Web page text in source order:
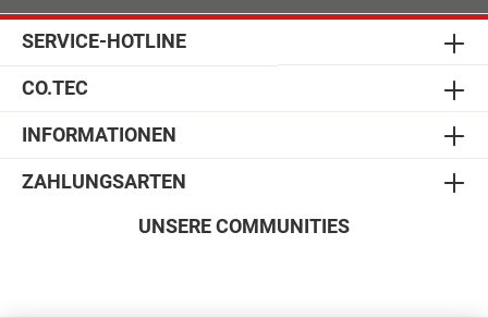
SERVICE-HOTLINE
CO.TEC
INFORMATIONEN
ZAHLUNGSARTEN
UNSERE COMMUNITIES